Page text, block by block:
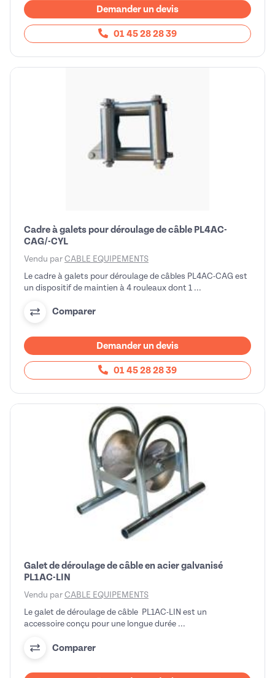
Demander un devis
01 45 28 28 39
Cadre à galets pour déroulage de câble PL4AC-
CAG/-CYL
Vendu par CABLE EQUIPEMENTS
Le cadre à galets pour déroulage de câbles PL4AC-CAG est
un dispositif de maintien à 4 rouleaux dont 1 ...
Comparer
Demander un devis
01 45 28 28 39
Galet de déroulage de câble en acier galvanisé
PL1AC-LIN
Vendu par CABLE EQUIPEMENTS
Le galet de déroulage de câble PL1AC-LIN est un
accessoire conçu pour une longue durée ...
Comparer